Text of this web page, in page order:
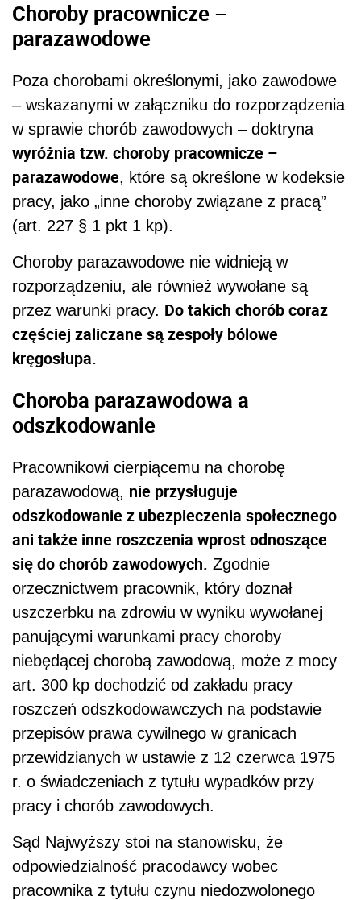
Choroby pracownicze –
parazawodowe
Poza chorobami określonymi, jako zawodowe
– wskazanymi w załączniku do rozporządzenia
w sprawie chorób zawodowych – doktryna
wyróżnia tzw. choroby pracownicze –
parazawodowe, które są określone w kodeksie
pracy, jako „inne choroby związane z pracą”
(art. 227 § 1 pkt 1 kp).
Choroby parazawodowe nie widnieją w
rozporządzeniu, ale również wywołane są
przez warunki pracy. Do takich chorób coraz
częściej zaliczane są zespoły bólowe
kręgosłupa.
Choroba parazawodowa a
odszkodowanie
Pracownikowi cierpiącemu na chorobę
parazawodową, nie przysługuje
odszkodowanie z ubezpieczenia społecznego
ani także inne roszczenia wprost odnoszące
się do chorób zawodowych. Zgodnie
orzecznictwem pracownik, który doznał
uszczerbku na zdrowiu w wyniku wywołanej
panującymi warunkami pracy choroby
niebędącej chorobą zawodową, może z mocy
art. 300 kp dochodzić od zakładu pracy
roszczeń odszkodowawczych na podstawie
przepisów prawa cywilnego w granicach
przewidzianych w ustawie z 12 czerwca 1975
r. o świadczeniach z tytułu wypadków przy
pracy i chorób zawodowych.
Sąd Najwyższy stoi na stanowisku, że
odpowiedzialność pracodawcy wobec
pracownika z tytułu czynu niedozwolonego